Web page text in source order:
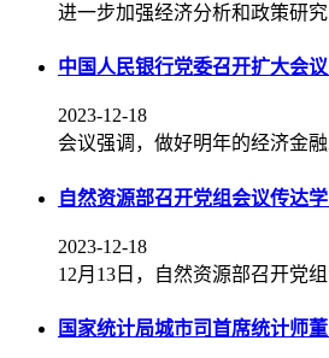
进一步加强经济分析和政策研
中国人民银行党委召开扩大会
2023-12-18
会议强调，做好明年的经济金
自然资源部召开党组会议传达
2023-12-18
12月13日，自然资源部召开党
国家统计局城市司首席统计师